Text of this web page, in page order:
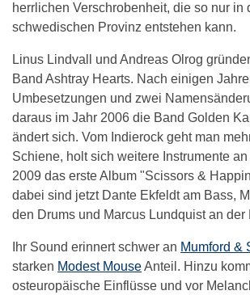
herrlichen Verschrobenheit, die so nur in
schwedischen Provinz entstehen kann.
Linus Lindvall und Andreas Olrog
Band Ashtray Hearts. Nach einigen
Umbesetzungen und zwei
daraus im Jahr 2006 die Band Golden
ändert sich. Vom Indierock geht man
Schiene, holt sich weitere Instrumente
2009 das erste Album "Scissors &
dabei sind jetzt Dante Ekfeldt am Bass,
den Drums und Marcus Lundquist an der
Ihr Sound erinnert schwer an Mumford &
starken Modest MouseAnteil. Hinzu
osteuropäische Einflüsse und vor